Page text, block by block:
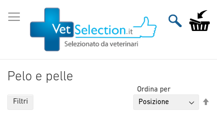
al
contenuto
Carrello
Pelo e pelle
Ordina per
Filtri